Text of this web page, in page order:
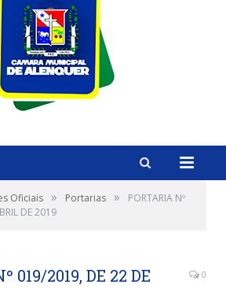
Oficiais » Portarias »
PORTARIA Nº
DE 2019
019/2019, DE 22 DE
0